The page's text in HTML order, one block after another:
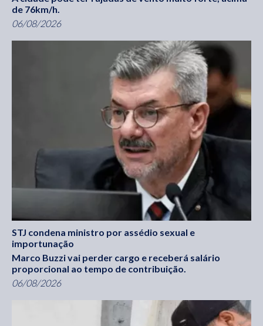
de 76km/h.
06/08/2026
STJ condena ministro por assédio sexual e
importunação
Marco Buzzi vai perder cargo e receberá salário
proporcional ao tempo de contribuição.
06/08/2026